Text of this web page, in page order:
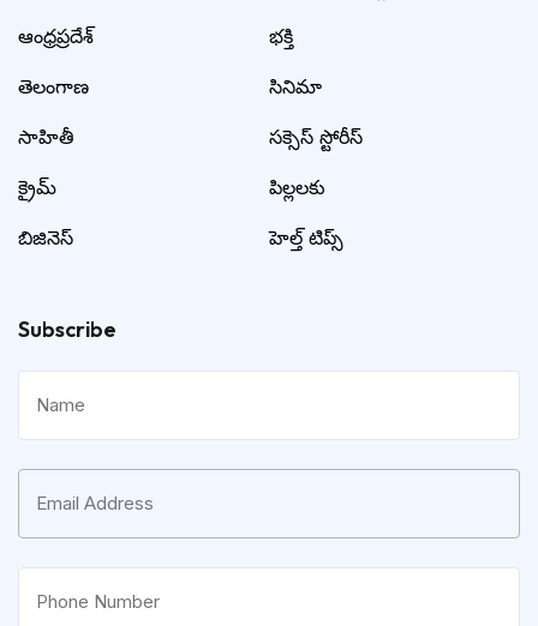
ఆంధ్రప్రదేశ్
తెలంగాణ
సాహితీ
క్రైమ్
బిజినెస్
భక్తి
సినిమా
సక్సెస్ స్టోరీస్
పిల్లలకు
హెల్త్ టిప్స్
Subscribe